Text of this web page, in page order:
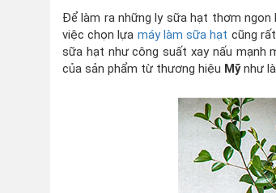
Để làm ra những ly sữa hạt thơm ngon
việc chọn lựa máy làm sữa hạt cũng
sữa hạt như công suất xay nấu mạnh
của sản phẩm từ thương hiệu Mỹnhư